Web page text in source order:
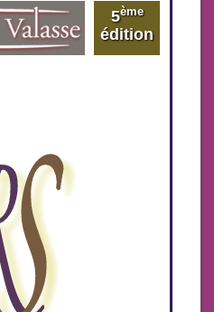
5ème
édition